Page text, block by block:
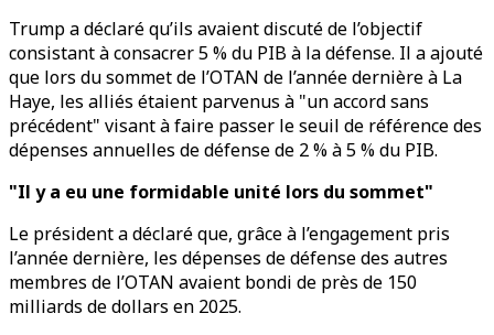
Trump a déclaré qu’ils avaient discuté de l’objectif
consistant à consacrer 5 % du PIB à la défense. Il a ajouté
que lors du sommet de l’OTAN de l’année dernière à La
Haye, les alliés étaient parvenus à "un accord sans
précédent" visant à faire passer le seuil de référence des
dépenses annuelles de défense de 2 % à 5 % du PIB.
"Il y a eu une formidable unité lors du sommet"
Le président a déclaré que, grâce à l’engagement pris
l’année dernière, les dépenses de défense des autres
membres de l’OTAN avaient bondi de près de 150
milliards de dollars en 2025.